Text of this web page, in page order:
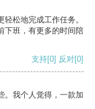
松地完成工作任务。
下班，有更多的时间陪
支持[0] 反对[0]
。我个人觉得，一款加